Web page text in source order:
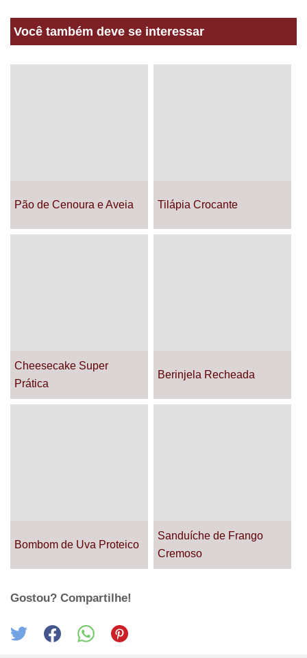
Você também deve se interessar
Pão de Cenoura e Aveia Tilápia Crocante
Cheesecake Super
Prática
Berinjela Recheada
Bombom de Uva Proteico
Sanduíche de Frango
Cremoso
Gostou? Compartilhe!